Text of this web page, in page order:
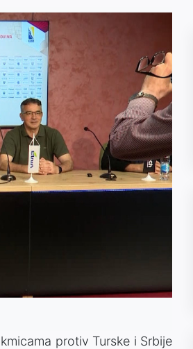
protiv Turske i Srbije